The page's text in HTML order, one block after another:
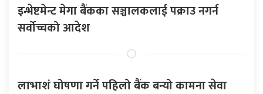
इन्भेष्टमेन्ट मेगा बैंकका सञ्चालकलाई पक्राउ नगर्न
सर्वोच्चको आदेश
लाभाशं घोषणा गर्ने पहिलो बैंक बन्यो कामना सेवा